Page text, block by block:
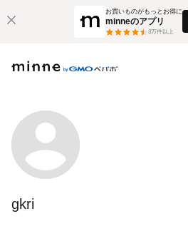
お買いものがもっとお得に
minneのアプリ
3万件以上
gkri